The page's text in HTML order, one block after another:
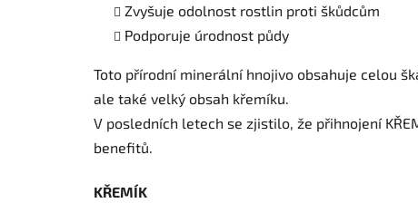
Zvyšuje odolnost rostlin proti škůdcům
Podporuje úrodnost půdy
Toto přírodní minerální hnojivo obsahuje celou
ale také velký obsah křemíku.
V posledních letech se zjistilo, že přihnojení
benefitů.
KŘEMÍK